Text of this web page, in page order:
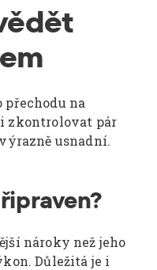
přechodu na
zkontrolovat pár
usnadní.
nároky než jeho
Důležitá je i